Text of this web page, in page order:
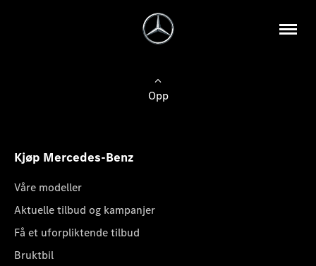
Opp
Kjøp Mercedes-Benz
Våre modeller
Aktuelle tilbud og kampanjer
Få et uforpliktende tilbud
Bruktbil